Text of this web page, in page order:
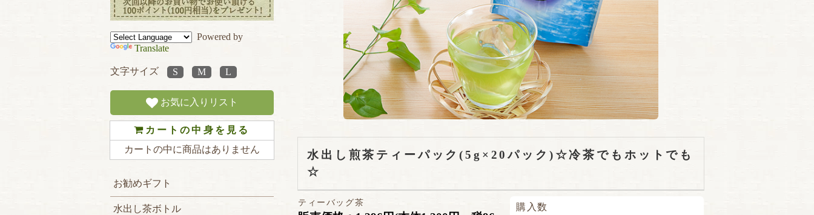
水出し煎茶ティーパック(5g×20パック)☆冷茶でもホットでも
☆
ティーバッグ茶 購入数
Powered by
Translate
文字サイズ
お気に入りリスト
カートの中身を見る
カートの中に商品はありません
お勧めギフト
水出し茶ボトル